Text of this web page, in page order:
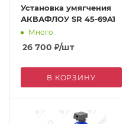
Установка умягчения
АКВАФЛОУ SR 45-69A1
Много
26 700 ₽/шт
В КОРЗИНУ